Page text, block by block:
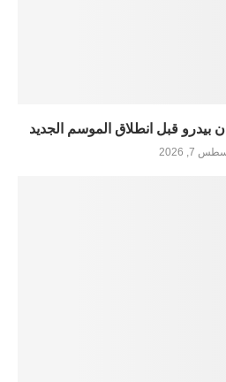
بيدرو قبل انطلاق الموسم الجديد
7, 2026